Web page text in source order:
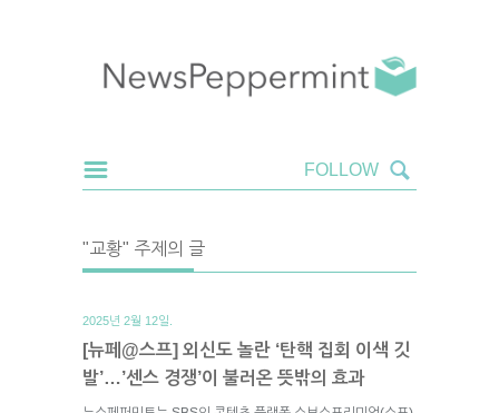
"교황" 주제의 글
2025년 2월 12일.
[뉴페@스프] 외신도 놀란 ‘탄핵 집회 이색 깃
발’…’센스 경쟁’이 불러온 뜻밖의 효과